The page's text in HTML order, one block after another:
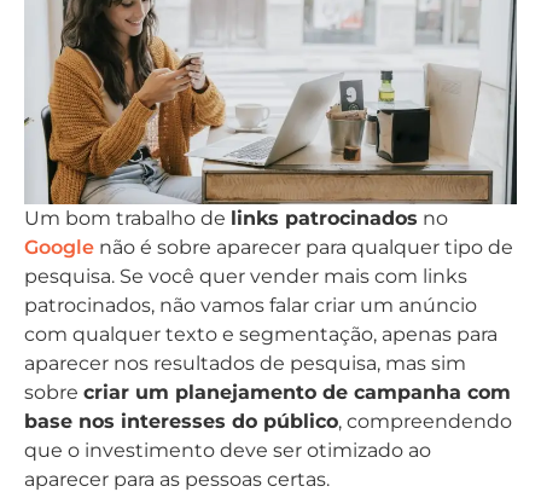
Um bom trabalho de links patrocinados no
Google não é sobre aparecer para qualquer tipo de
pesquisa. Se você quer vender mais com links
patrocinados, não vamos falar criar um anúncio
com qualquer texto e segmentação, apenas para
aparecer nos resultados de pesquisa, mas sim
sobre criar um planejamento de campanha com
base nos interesses do público, compreendendo
que o investimento deve ser otimizado ao
aparecer para as pessoas certas.